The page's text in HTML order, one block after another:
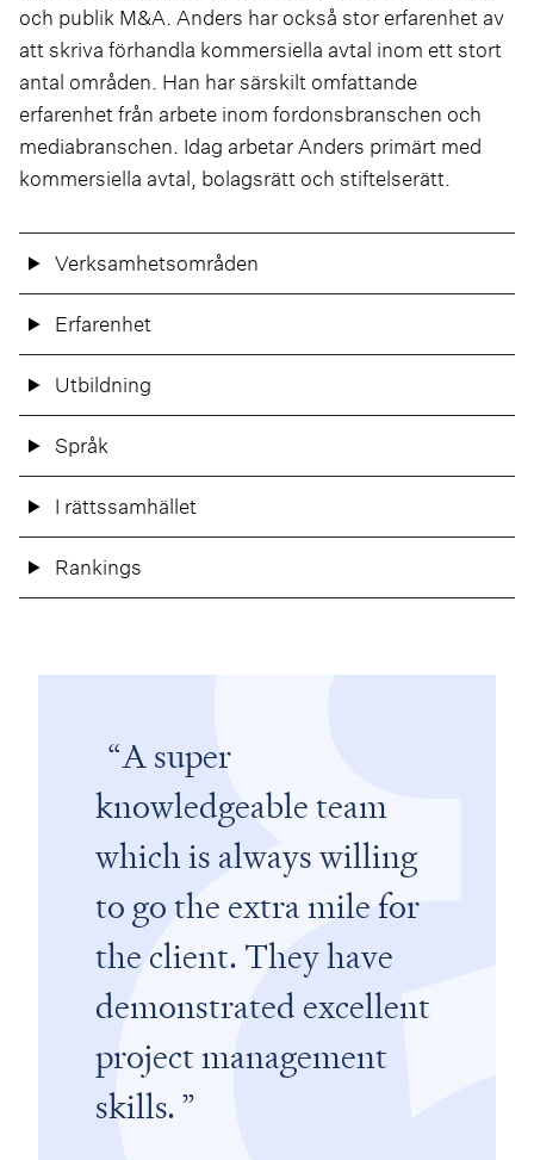
och publik M&A. Anders har också stor erfarenhet av
att skriva förhandla kommersiella avtal inom ett stort
antal områden. Han har särskilt omfattande
erfarenhet från arbete inom fordonsbranschen och
mediabranschen. Idag arbetar Anders primärt med
kommersiella avtal, bolagsrätt och stiftelserätt.
Verksamhetsområden
Erfarenhet
Utbildning
Språk
I rättssamhället
Rankings
A super
knowledgeable team
which is always willing
to go the extra mile for
the client. They have
demonstrated excellent
project management
skills.